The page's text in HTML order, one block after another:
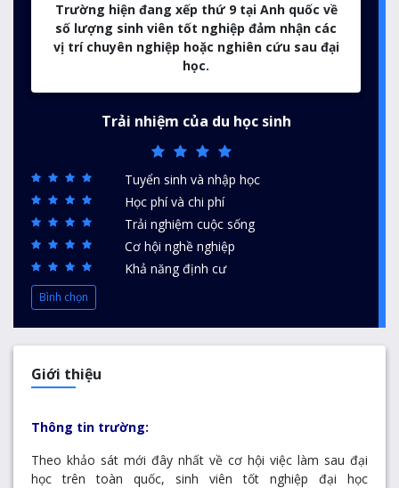
Trường hiện đang xếp thứ 9 tại Anh quốc về
số lượng sinh viên tốt nghiệp đảm nhận các
vị trí chuyên nghiệp hoặc nghiên cứu sau đại
học.
Trải nhiệm của du học sinh
Tuyển sinh và nhập học
Học phí và chi phí
Trải nghiệm cuộc sống
Cơ hội nghề nghiệp
Khả năng định cư
Bình chọn
Giới thiệu
Thông tin trường:
Theo khảo sát mới đây nhất về cơ hội việc làm sau đại
học trên toàn quốc, sinh viên tốt nghiệp đại học